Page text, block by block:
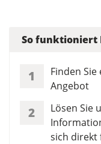
So funktioniert
1
Finden
Angebot
2
Lösen Sie
sich direkt